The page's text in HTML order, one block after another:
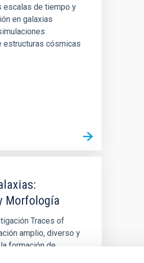
escalas de tiempo y
en galaxias
estructuras cósmicas
Morfología
Traces of
amplio, diverso y
formación de